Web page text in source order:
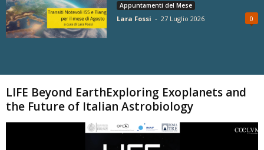
Appuntamenti del Mese
Lara Fossi - 27 Luglio 2026 0
LIFE Beyond EarthExploring Exoplanets and
the Future of Italian Astrobiology